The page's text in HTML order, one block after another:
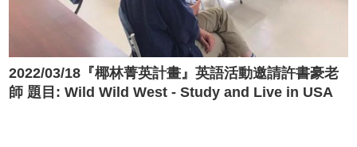
2022/03/18『椰林菁英計畫』英語活動邀請許書豪老
師 題目: Wild Wild West - Study and Live in USA